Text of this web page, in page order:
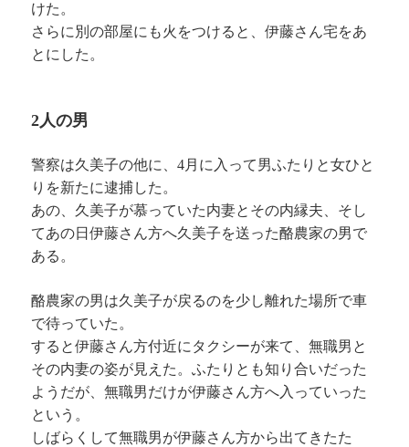
けた。
さらに別の部屋にも火をつけると、伊藤さん宅をあ
とにした。
2人の男
警察は久美子の他に、4月に入って男ふたりと女ひと
りを新たに逮捕した。
あの、久美子が慕っていた内妻とその内縁夫、そし
てあの日伊藤さん方へ久美子を送った酪農家の男で
ある。
酪農家の男は久美子が戻るのを少し離れた場所で車
で待っていた。
すると伊藤さん方付近にタクシーが来て、無職男と
その内妻の姿が見えた。ふたりとも知り合いだった
ようだが、無職男だけが伊藤さん方へ入っていった
という。
しばらくして無職男が伊藤さん方から出てきたた